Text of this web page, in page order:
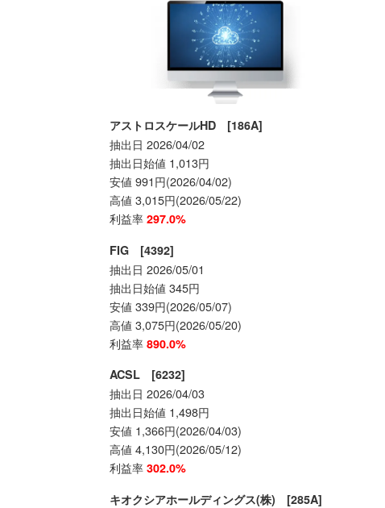
アストロスケールHD [186A]
抽出日 2026/04/02
抽出日始値 1,013円
安値 991円(2026/04/02)
高値 3,015円(2026/05/22)
利益率 297.0%
FIG [4392]
抽出日 2026/05/01
抽出日始値 345円
安値 339円(2026/05/07)
高値 3,075円(2026/05/20)
利益率 890.0%
ACSL [6232]
抽出日 2026/04/03
抽出日始値 1,498円
安値 1,366円(2026/04/03)
高値 4,130円(2026/05/12)
利益率 302.0%
キオクシアホールディングス(株) [285A]